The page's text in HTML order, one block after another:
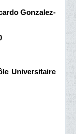
Gonzalez-
Universitaire